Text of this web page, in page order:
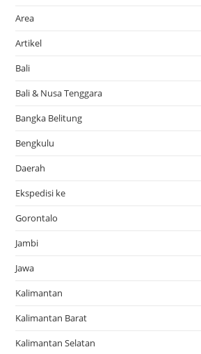
Area
Artikel
Bali
Bali & Nusa Tenggara
Bangka Belitung
Bengkulu
Daerah
Ekspedisi ke
Gorontalo
Jambi
Jawa
Kalimantan
Kalimantan Barat
Kalimantan Selatan